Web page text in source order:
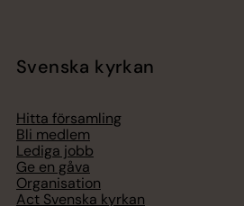
Svenska kyrkan
Hitta församling
Bli medlem
Lediga jobb
Ge en gåva
Organisation
Act Svenska kyrkan